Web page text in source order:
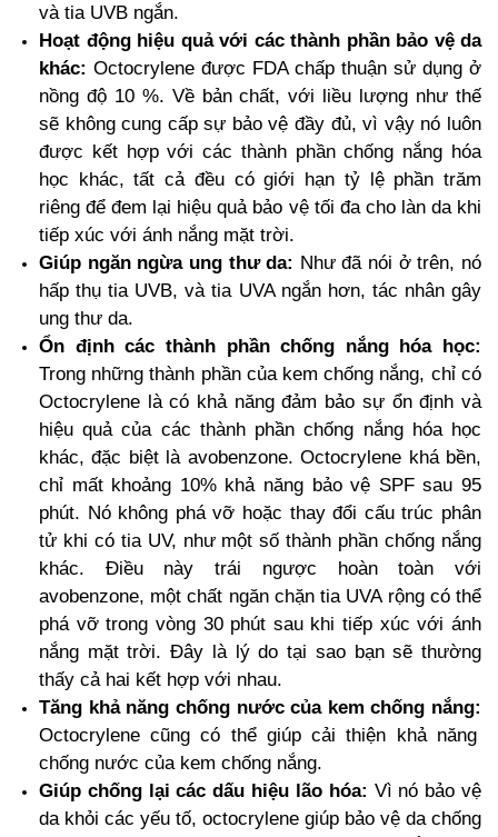
và tia UVB ngắn.
Hoạt động hiệu quả với các thành phần bảo vệ da
khác: Octocrylene được FDA chấp thuận sử dụng ở
nồng độ 10 %. Về bản chất, với liều lượng như thế
sẽ không cung cấp sự bảo vệ đầy đủ, vì vậy nó luôn
được kết hợp với các thành phần chống nắng hóa
học khác, tất cả đều có giới hạn tỷ lệ phần trăm
riêng để đem lại hiệu quả bảo vệ tối đa cho làn da khi
tiếp xúc với ánh nắng mặt trời.
Giúp ngăn ngừa ung thư da: Như đã nói ở trên, nó
hấp thụ tia UVB, và tia UVA ngắn hơn, tác nhân gây
ung thư da.
Ổn định các thành phần chống nắng hóa học:
Trong những thành phần của kem chống nắng, chỉ có
Octocrylene là có khả năng đảm bảo sự ổn định và
hiệu quả của các thành phần chống nắng hóa học
khác, đặc biệt là avobenzone. Octocrylene khá bền,
chỉ mất khoảng 10% khả năng bảo vệ SPF sau 95
phút. Nó không phá vỡ hoặc thay đổi cấu trúc phân
tử khi có tia UV, như một số thành phần chống nắng
khác. Điều này trái ngược hoàn toàn với
avobenzone, một chất ngăn chặn tia UVA rộng có thể
phá vỡ trong vòng 30 phút sau khi tiếp xúc với ánh
nắng mặt trời. Đây là lý do tại sao bạn sẽ thường
thấy cả hai kết hợp với nhau.
Tăng khả năng chống nước của kem chống nắng:
Octocrylene cũng có thể giúp cải thiện khả năng
chống nước của kem chống nắng.
Giúp chống lại các dấu hiệu lão hóa: Vì nó bảo vệ
da khỏi các yếu tố, octocrylene giúp bảo vệ da chống